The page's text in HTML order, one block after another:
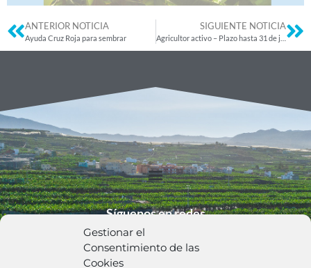
Gestionar el
Consentimiento de las
Cookies
ANTERIOR NOTICIA
Ayuda Cruz Roja para sembrar
SIGUIENTE NOTICIA
Síguenos en redes